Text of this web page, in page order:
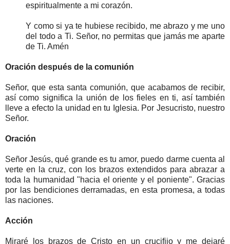
espiritualmente a mi corazón.
Y como si ya te hubiese recibido, me abrazo y me uno
del todo a Ti. Señor, no permitas que jamás me aparte
de Ti. Amén
Oración después de la comunión
Señor, que esta santa comunión, que acabamos de recibir,
así como significa la unión de los fieles en ti, así también
lleve a efecto la unidad en tu Iglesia. Por Jesucristo, nuestro
Señor.
Oración
Señor Jesús, qué grande es tu amor, puedo darme cuenta al
verte en la cruz, con los brazos extendidos para abrazar a
toda la humanidad "hacia el oriente y el poniente". Gracias
por las bendiciones derramadas, en esta promesa, a todas
las naciones.
Acción
Miraré los brazos de Cristo en un crucifijo y me dejaré